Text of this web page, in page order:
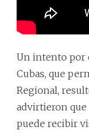
Un intento por
Cubas, que
Regional,
advirtieron que
puede recibir